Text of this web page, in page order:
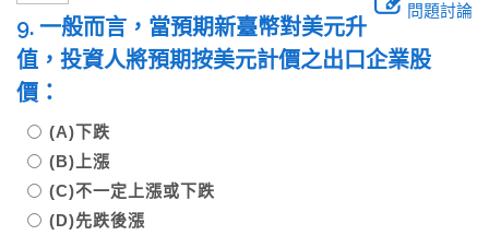
問題討論
9. 一般而言，當預期新臺幣對美元升
值，投資人將預期按美元計價之出口企業股
價：
(A)下跌
(B)上漲
(C)不一定上漲或下跌
(D)先跌後漲